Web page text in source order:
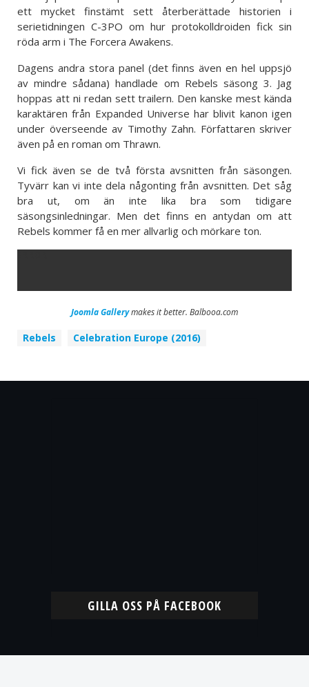
ett mycket finstämt sett återberättade historien i
serietidningen C-3PO om hur protokolldroiden fick sin
röda arm i The Forcera Awakens.
Dagens andra stora panel (det finns även en hel uppsjö
av mindre sådana) handlade om Rebels säsong 3. Jag
hoppas att ni redan sett trailern. Den kanske mest kända
karaktären från Expanded Universe har blivit kanon igen
under överseende av Timothy Zahn. Författaren skriver
även på en roman om Thrawn.
Vi fick även se de två första avsnitten från säsongen.
Tyvärr kan vi inte dela någonting från avsnitten. Det såg
bra ut, om än inte lika bra som tidigare
säsongsinledningar. Men det finns en antydan om att
Rebels kommer få en mer allvarlig och mörkare ton.
Joomla Gallerymakes it better. Balbooa.com
Rebels Celebration Europe (2016)
GILLA OSS PÅ FACEBOOK